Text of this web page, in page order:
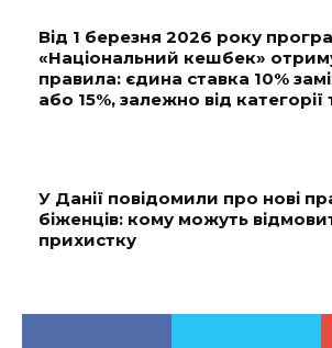
Від 1 березня 2026 року
«Національний кешбек»
правила: єдина ставка 10%
або 15%, залежно від категорії
У Данії повідомили про нові
біженців: кому можуть
прихистку